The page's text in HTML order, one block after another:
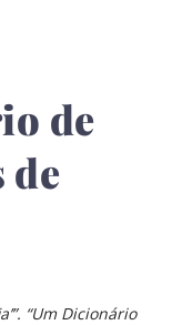
de
de
“Um Dicionário